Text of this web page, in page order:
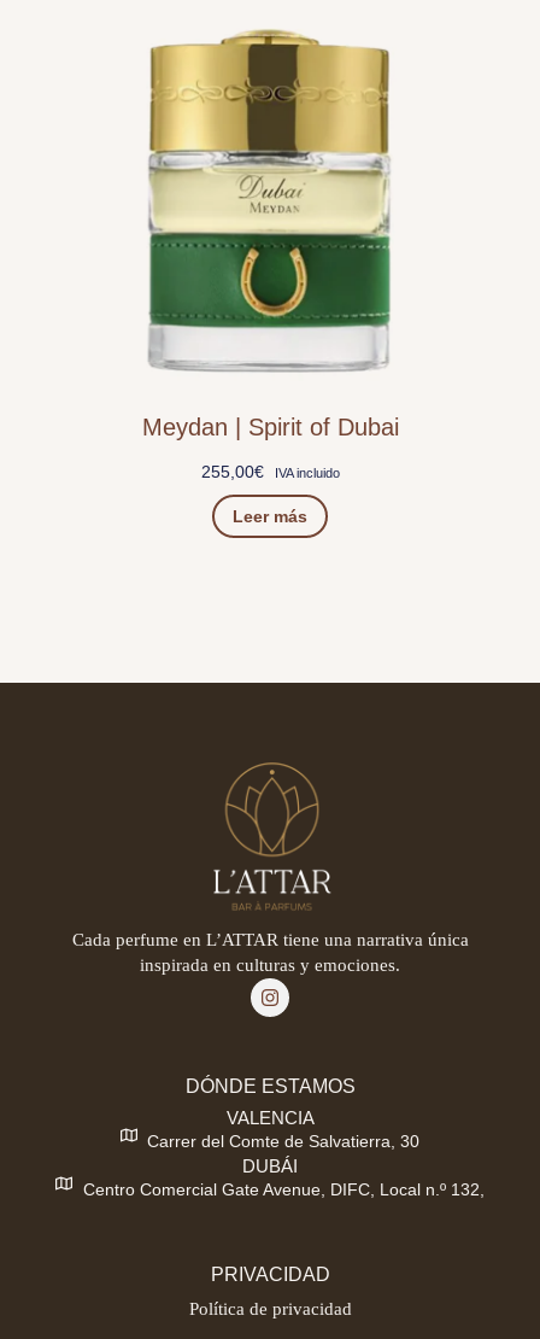
Meydan | Spirit of Dubai
255,00€ IVA incluido
Leer más
Cada perfume en L’ATTAR tiene una narrativa única
inspirada en culturas y emociones.
DÓNDE ESTAMOS
VALENCIA
Carrer del Comte de Salvatierra, 30
DUBÁI
Centro Comercial Gate Avenue, DIFC, Local n.º 132,
PRIVACIDAD
Política de privacidad